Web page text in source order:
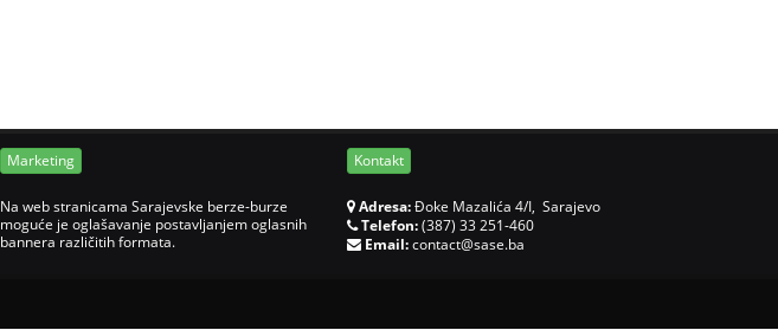
Marketing
Na web stranicama Sarajevske berze-burze
moguće je oglašavanje postavljanjem oglasnih
bannera različitih formata.
Kontakt
Adresa:Đoke Mazalića 4/I, Sarajevo
Telefon:(387) 33 251-460
Email: contact@sase.ba